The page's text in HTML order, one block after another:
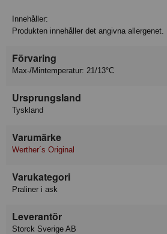
Innehåller:
Produkten innehåller det angivna allergenet.
Förvaring
Max-/Mintemperatur: 21/13°C
Ursprungsland
Tyskland
Varumärke
Werther´s Original
Varukategori
Praliner i ask
Leverantör
Storck Sverige AB